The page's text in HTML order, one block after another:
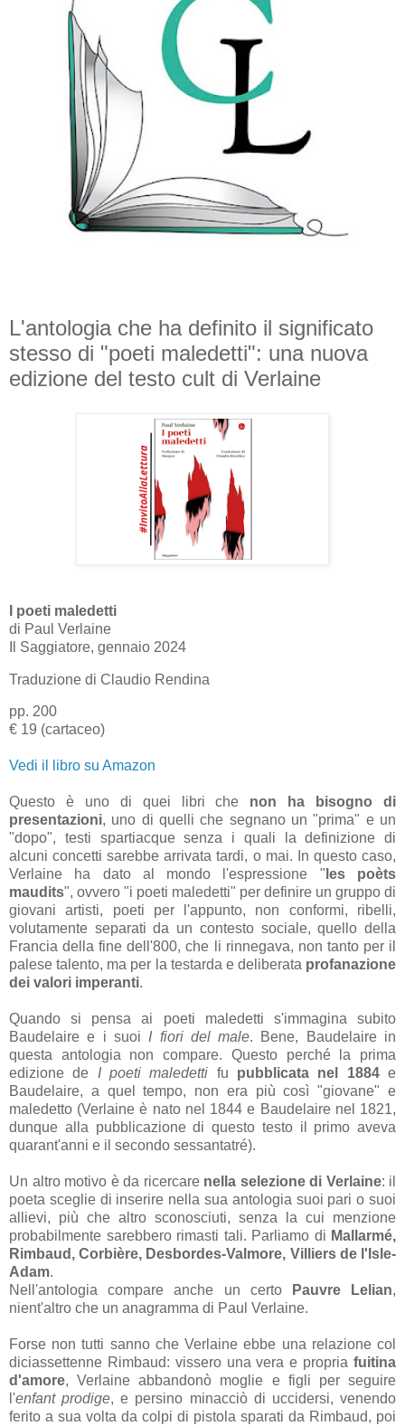
L'antologia che ha definito il significato
stesso di "poeti maledetti": una nuova
edizione del testo cult di Verlaine
I poeti maledetti
di Paul Verlaine
Il Saggiatore, gennaio 2024
Traduzione di Claudio Rendina
pp. 200
€ 19 (cartaceo)
Vedi il libro su Amazon
Questo è uno di quei libri che non ha bisogno di
presentazioni, uno di quelli che segnano un "prima" e un
"dopo", testi spartiacque senza i quali la definizione di
alcuni concetti sarebbe arrivata tardi, o mai. In questo caso,
Verlaine ha dato al mondo l'espressione " les poèts
maudits", ovvero "i poeti maledetti" per definire un gruppo di
giovani artisti, poeti per l'appunto, non conformi, ribelli,
volutamente separati da un contesto sociale, quello della
Francia della fine dell'800, che li rinnegava, non tanto per il
palese talento, ma per la testarda e deliberata profanazione
dei valori imperanti.
Quando si pensa ai poeti maledetti s'immagina subito
Baudelaire e i suoi I fiori del male. Bene, Baudelaire in
questa antologia non compare. Questo perché la prima
edizione de I poeti maledetti fu pubblicata nel 1884e
Baudelaire, a quel tempo, non era più così "giovane" e
maledetto (Verlaine è nato nel 1844 e Baudelaire nel 1821,
dunque alla pubblicazione di questo testo il primo aveva
quarant'anni e il secondo sessantatré).
Un altro motivo è da ricercare nella selezione di Verlaine: il
poeta sceglie di inserire nella sua antologia suoi pari o suoi
allievi, più che altro sconosciuti, senza la cui menzione
probabilmente sarebbero rimasti tali. Parliamo di Mallarmé,
Rimbaud, Corbière, Desbordes-Valmore, Villiers de l'Isle-
Adam.
Nell'antologia compare anche un certo
Pauvre Lelian,
nient'altro che un anagramma di Paul Verlaine.
Forse non tutti sanno che Verlaine ebbe una relazione col
diciassettenne Rimbaud: vissero una vera e propria fuitina
d'amore, Verlaine abbandonò moglie e figli per seguire
l'enfant prodige, e persino minacciò di uccidersi, venendo
ferito a sua volta da colpi di pistola sparati da Rimbaud, poi